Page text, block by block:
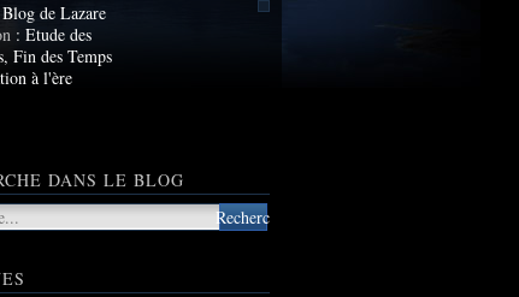
de Lazare
: Etude des
Fin des Temps
à l'ère
DANS LE BLOG